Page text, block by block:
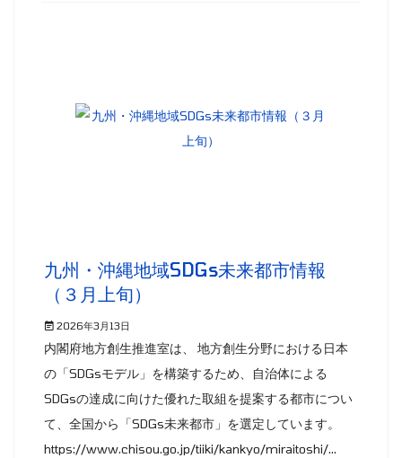
九州・沖縄地域SDGs未来都市情報
（３月上旬）
2026年3月13日
内閣府地方創生推進室は、 地方創生分野における日本
の「SDGsモデル」を構築するため、自治体による
SDGsの達成に向けた優れた取組を提案する都市につい
て、全国から「SDGs未来都市」を選定しています。
https://www.chisou.go.jp/tiiki/kankyo/miraitoshi/...